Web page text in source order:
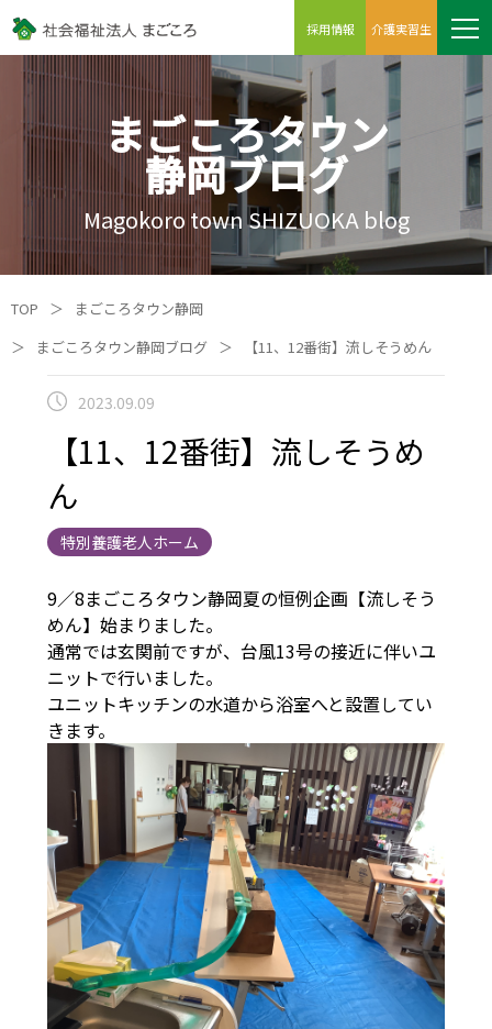
採用情報 介護実習生
まごころタウン
静岡ブログ
Magokoro town SHIZUOKA blog
TOP ＞
まごころタウン静岡
＞
まごころタウン静岡ブログ ＞ 【11、12番街】流しそうめん
2023.09.09
【11、12番街】流しそうめ
ん
特別養護老人ホーム
9／8まごころタウン静岡夏の恒例企画【流しそう
めん】始まりました。
通常では玄関前ですが、台風13号の接近に伴いユ
ニットで行いました。
ユニットキッチンの水道から浴室へと設置してい
きます。